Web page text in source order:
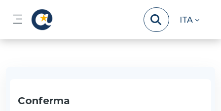
Pannello laterale
ITA
Conferma